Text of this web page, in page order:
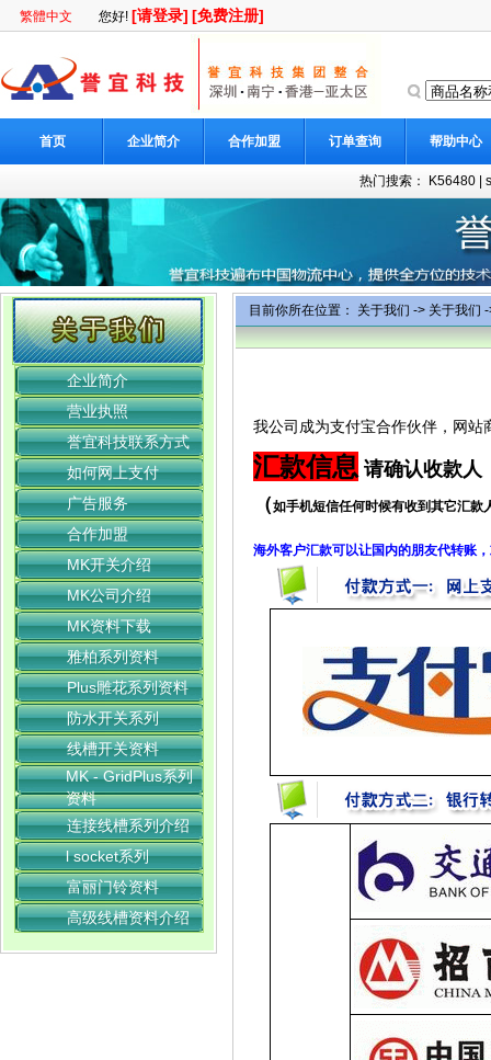
繁體中文 您好! [请登录] [免费注册]
首页 企业简介 合作加盟 订单查询 帮助中心
热门搜索： K56480
企业简介
营业执照
誉宜科技联系方式
如何网上支付
广告服务
合作加盟
MK开关介绍
MK公司介绍
MK资料下载
雅柏系列资料
Plus雕花系列资料
防水开关系列
线槽开关资料
MK - GridPlus系列
资料
连接线槽系列介绍
l socket系列
富丽门铃资料
高级线槽资料介绍
目前你所在位置： 关于我们 -> 关于我们 -
我公司成为支付宝合作伙伴，网站
汇款信息请确认收款人
（如手机短信任何时候有收到其它汇款
海外客户汇款可以让国内的朋友代转账